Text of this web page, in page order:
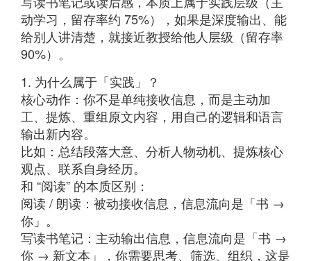
动学习，留存率约 75%），如果是深度输出、能
给别人讲清楚，就接近教授给他人层级（留存率
90%）。
1. 为什么属于「实践」？
核心动作：你不是单纯接收信息，而是主动加
工、提炼、重组原文内容，用自己的逻辑和语言
输出新内容。
比如：总结段落大意、分析人物动机、提炼核心
观点、联系自身经历。
和 “阅读” 的本质区别：
阅读 / 朗读：被动接收信息，信息流向是「书 →
你」。
写读书笔记：主动输出信息，信息流向是「书 →
你 → 新文本」，你需要思考、筛选、组织，这是